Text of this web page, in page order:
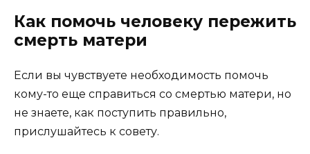
Как помочь человеку пережить
смерть матери
Если вы чувствуете необходимость помочь
кому-то еще справиться со смертью матери, но
не знаете, как поступить правильно,
прислушайтесь к совету.